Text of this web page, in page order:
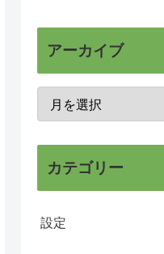
アーカイブ
カテゴリー
設定